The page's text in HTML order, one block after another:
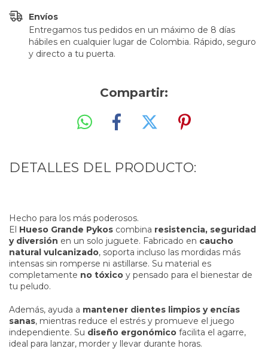
Envíos
Entregamos tus pedidos en un máximo de 8 días
hábiles en cualquier lugar de Colombia. Rápido, seguro
y directo a tu puerta.
Compartir:
DETALLES DEL PRODUCTO:
Hecho para los más poderosos.
El Hueso Grande Pykos combina resistencia, seguridad
y diversión en un solo juguete. Fabricado en caucho
natural vulcanizado, soporta incluso las mordidas más
intensas sin romperse ni astillarse. Su material es
completamente no tóxico y pensado para el bienestar de
tu peludo.
Además, ayuda a mantener dientes limpios y encías
sanas, mientras reduce el estrés y promueve el juego
independiente. Su diseño ergonómico facilita el agarre,
ideal para lanzar, morder y llevar durante horas.